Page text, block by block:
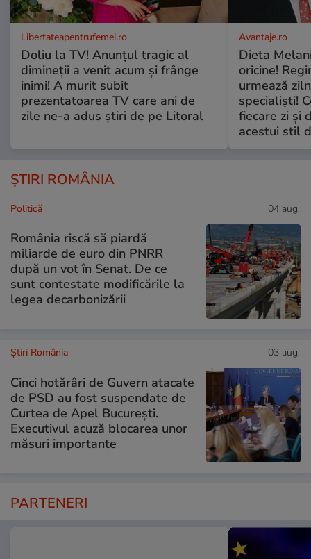
Libertateapentrufemei.ro
Doliu la TV! Anunțul tragic al
dimineții a venit acum și frânge
inimi! A murit subit
prezentatoarea TV care ani de
zile ne-a adus știri de pe Litoral
Avantaje.ro
Dieta
oricine!
urmează
specialiști!
fiecare zi și
acestui stil
ȘTIRI ROMÂNIA
Politică 04 aug.
România riscă să piardă
miliarde de euro din PNRR
după un vot în Senat. De ce
sunt contestate modificările la
legea decarbonizării
Știri România 03 aug.
Cinci hotărâri de Guvern atacate
de PSD au fost suspendate de
Curtea de Apel București.
Executivul acuză blocarea unor
măsuri importante
PARTENERI